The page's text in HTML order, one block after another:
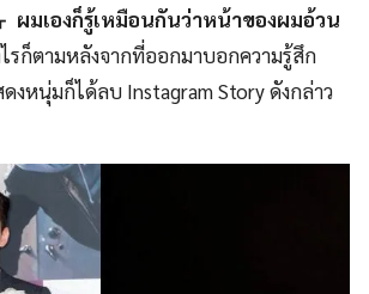
ผมเองก็รู้เหมือนกันว่าหน้าของผมอ้วน
ไรก็ตามหลังจากที่ออกมาบอกความรู้สึก
งหนุ่มก็ได้ลบ Instagram Story ดังกล่าว